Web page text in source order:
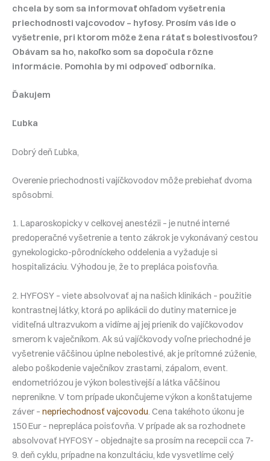
chcela by som sa informovať ohľadom vyšetrenia
priechodnosti vajcovodov – hyfosy. Prosím vás ide o
vyšetrenie, pri ktorom môže žena rátať s bolestivosťou?
Obávam sa ho, nakoľko som sa dopočula rôzne
informácie. Pomohla by mi odpoveď odborníka.
Ďakujem
Ľubka
Dobrý deň Ľubka,
Overenie priechodnosti vajíčkovodov môže prebiehať dvoma
spôsobmi.
1. Laparoskopicky v celkovej anestézii – je nutné interné
predoperačné vyšetrenie a tento zákrok je vykonávaný cestou
gynekologicko-pôrodníckeho oddelenia a vyžaduje si
hospitalizáciu. Výhodou je, že to prepláca poisťovňa.
2. HYFOSY – viete absolvovať aj na našich klinikách – použitie
kontrastnej látky, ktorá po aplikácii do dutiny maternice je
viditeľná ultrazvukom a vidíme aj jej prienik do vajíčkovodov
smerom k vaječníkom. Ak sú vajíčkovody voľne priechodné je
vyšetrenie väčšinou úplne nebolestivé, ak je prítomné zúženie,
alebo poškodenie vaječníkov zrastami, zápalom, event.
endometriózou je výkon bolestivejší a látka väčšinou
neprenikne. V tom prípade ukončujeme výkon a konštatujeme
záver – nepriechodnosť vajcovodu. Cena takéhoto úkonu je
150 Eur – neprepláca poisťovňa. V prípade ak sa rozhodnete
absolvovať HYFOSY – objednajte sa prosím na recepcii cca 7-
9. deň cyklu, prípadne na konzultáciu, kde vysvetlíme celý